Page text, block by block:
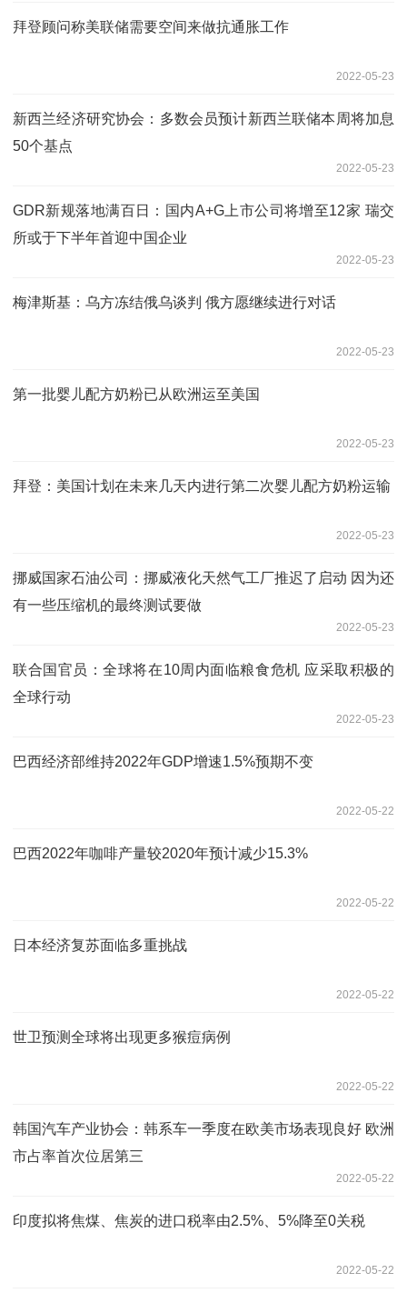
拜登顾问称美联储需要空间来做抗通胀工作
2022-05-23
新西兰经济研究协会：多数会员预计新西兰联储本周将加息
50个基点
2022-05-23
GDR新规落地满百日：国内A+G上市公司将增至12家 瑞交
所或于下半年首迎中国企业
2022-05-23
梅津斯基：乌方冻结俄乌谈判 俄方愿继续进行对话
2022-05-23
第一批婴儿配方奶粉已从欧洲运至美国
2022-05-23
拜登：美国计划在未来几天内进行第二次婴儿配方奶粉运输
2022-05-23
挪威国家石油公司：挪威液化天然气工厂推迟了启动 因为还
有一些压缩机的最终测试要做
2022-05-23
联合国官员：全球将在10周内面临粮食危机 应采取积极的
全球行动
2022-05-23
巴西经济部维持2022年GDP增速1.5%预期不变
2022-05-22
巴西2022年咖啡产量较2020年预计减少15.3%
2022-05-22
日本经济复苏面临多重挑战
2022-05-22
世卫预测全球将出现更多猴痘病例
2022-05-22
韩国汽车产业协会：韩系车一季度在欧美市场表现良好 欧洲
市占率首次位居第三
2022-05-22
印度拟将焦煤、焦炭的进口税率由2.5%、5%降至0关税
2022-05-22